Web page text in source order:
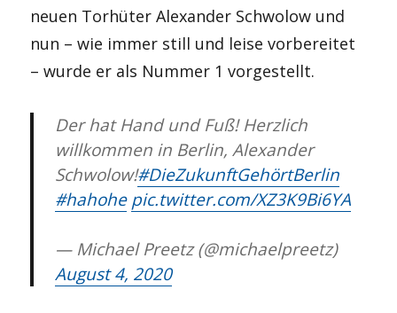
neuen Torhüter Alexander Schwolow und
nun – wie immer still und leise vorbereitet
– wurde er als Nummer 1 vorgestellt.
Der hat Hand und Fuß! Herzlich
willkommen in Berlin, Alexander
Schwolow!#DieZukunftGehörtBerlin
#hahohe pic.twitter.com/XZ3K9Bi6YA
— Michael Preetz (@michaelpreetz)
August 4, 2020